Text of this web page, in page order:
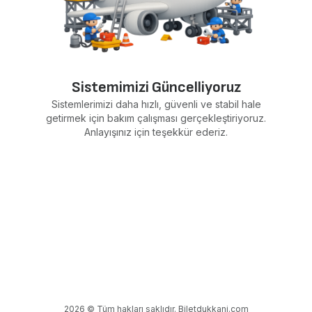
Sistemimizi Güncelliyoruz
Sistemlerimizi daha hızlı, güvenli ve stabil hale
getirmek için bakım çalışması gerçekleştiriyoruz.
Anlayışınız için teşekkür ederiz.
2026 © Tüm hakları saklıdır. Biletdukkani.com